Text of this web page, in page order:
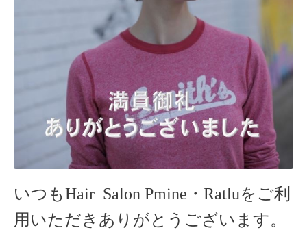
いつもHair Salon Pmine・Ratluをご利
用いただきありがとうございます。